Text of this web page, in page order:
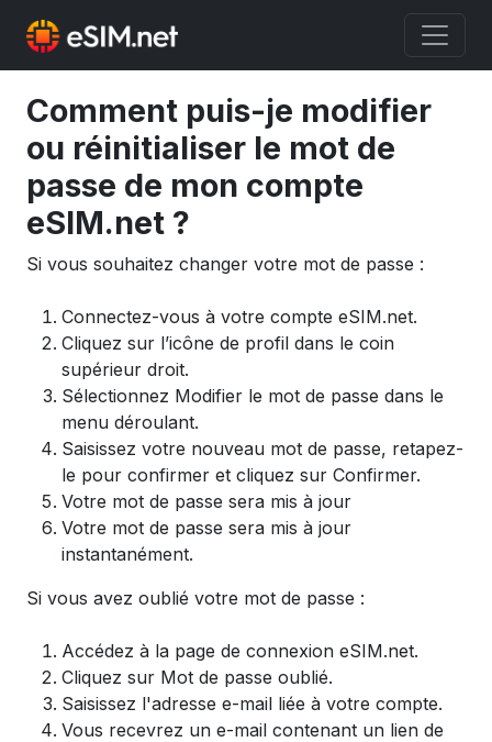
Comment puis-je modifier
ou réinitialiser le mot de
passe de mon compte
eSIM.net ?
Si vous souhaitez changer votre mot de passe :
Connectez-vous à votre compte eSIM.net.
Cliquez sur l’icône de profil dans le coin
supérieur droit.
Sélectionnez Modifier le mot de passe dans le
menu déroulant.
Saisissez votre nouveau mot de passe, retapez-
le pour confirmer et cliquez sur Confirmer.
Votre mot de passe sera mis à jour
Votre mot de passe sera mis à jour
instantanément.
Si vous avez oublié votre mot de passe :
Accédez à la page de connexion eSIM.net.
Cliquez sur Mot de passe oublié.
Saisissez l'adresse e-mail liée à votre compte.
Vous recevrez un e-mail contenant un lien de